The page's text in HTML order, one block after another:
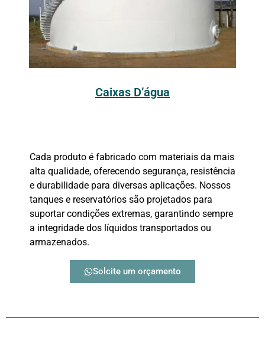
Caixas D’água
Cada produto é fabricado com materiais da mais
alta qualidade, oferecendo segurança, resistência
e durabilidade para diversas aplicações. Nossos
tanques e reservatórios são projetados para
suportar condições extremas, garantindo sempre
a integridade dos líquidos transportados ou
armazenados.
Solcite um orçamento